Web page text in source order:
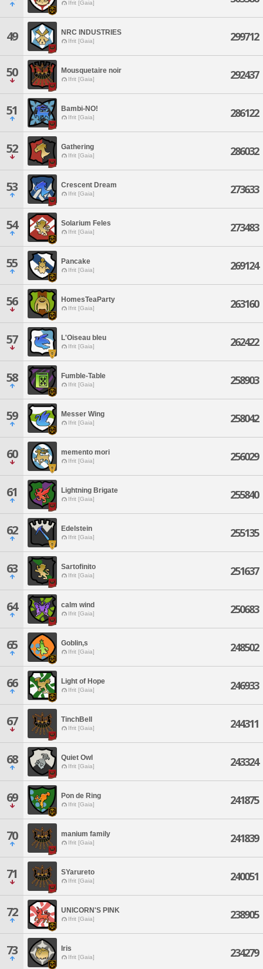
Ifrit [Gaia]
49 NRC INDUSTRIES
Ifrit [Gaia] 299712
50 Mousquetaire noir
Ifrit [Gaia] 292437
51 Bambi-NO!
Ifrit [Gaia] 286122
52 Gathering
Ifrit [Gaia] 286032
53 Crescent Dream
Ifrit [Gaia] 273633
54 Solarium Feles
Ifrit [Gaia] 273483
55 Pancake
Ifrit [Gaia] 269124
56 HomesTeaParty
Ifrit [Gaia] 263160
57 L'Oiseau bleu
Ifrit [Gaia] 262422
58 Fumble-Table
Ifrit [Gaia] 258903
59 Messer Wing
Ifrit [Gaia] 258042
60 memento mori
Ifrit [Gaia] 256029
61 Lightning Brigate
Ifrit [Gaia] 255840
62 Edelstein
Ifrit [Gaia] 255135
63 Sartofinito
Ifrit [Gaia] 251637
64 calm wind
Ifrit [Gaia] 250683
65 Goblin,s
Ifrit [Gaia] 248502
66 Light of Hope
Ifrit [Gaia] 246933
67 TinchBell
Ifrit [Gaia] 244311
68 Quiet Owl
Ifrit [Gaia] 243324
69 Pon de Ring
Ifrit [Gaia] 241875
70 manium family
Ifrit [Gaia] 241839
71 SYarureto
Ifrit [Gaia] 240051
72 UNICORN'S PINK
Ifrit [Gaia] 238905
73 Iris
Ifrit [Gaia] 234279